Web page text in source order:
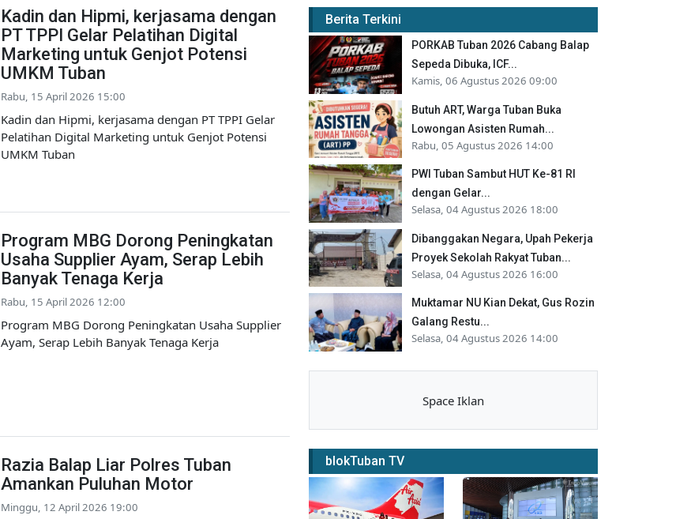
Kadin dan Hipmi, kerjasama dengan
PT TPPI Gelar Pelatihan Digital
Marketing untuk Genjot Potensi
UMKM Tuban
Rabu, 15 April 2026 15:00
Kadin dan Hipmi, kerjasama dengan PT TPPI Gelar
Pelatihan Digital Marketing untuk Genjot Potensi
UMKM Tuban
Program MBG Dorong Peningkatan
Usaha Supplier Ayam, Serap Lebih
Banyak Tenaga Kerja
Rabu, 15 April 2026 12:00
Program MBG Dorong Peningkatan Usaha Supplier
Ayam, Serap Lebih Banyak Tenaga Kerja
Razia Balap Liar Polres Tuban
Amankan Puluhan Motor
Minggu, 12 April 2026 19:00
Berita Terkini
PORKAB Tuban 2026 Cabang Balap
Sepeda Dibuka, ICF...
Kamis, 06 Agustus 2026 09:00
Butuh ART, Warga Tuban Buka
Lowongan Asisten Rumah...
Rabu, 05 Agustus 2026 14:00
PWI Tuban Sambut HUT Ke-81 RI
dengan Gelar...
Selasa, 04 Agustus 2026 18:00
Dibanggakan Negara, Upah Pekerja
Proyek Sekolah Rakyat Tuban...
Selasa, 04 Agustus 2026 16:00
Muktamar NU Kian Dekat, Gus Rozin
Galang Restu...
Selasa, 04 Agustus 2026 14:00
Space Iklan
blokTuban TV